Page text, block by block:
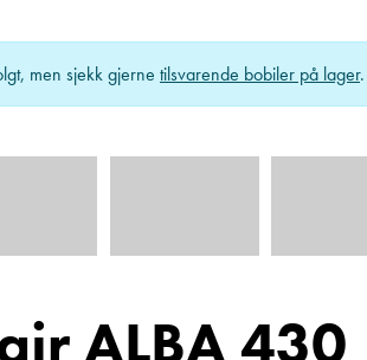
Trine Dahl
men sjekk gjerne tilsvarende bobiler på lager.
ALBA 430